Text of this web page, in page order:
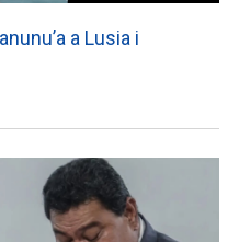
a Lusia i